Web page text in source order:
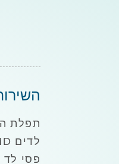
תפלת
לדים SMD
פסי לד RGB